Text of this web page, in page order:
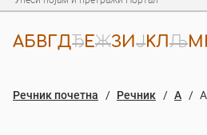
АБВГ ДЂЕЖЗИЈКЛЉМ
Речник почетна Речник A